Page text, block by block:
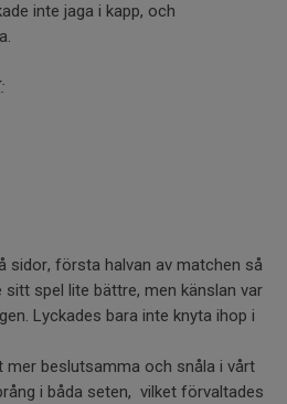
inte jaga i kapp, och
sidor, första halvan av matchen så
spel lite bättre, men känslan var
Lyckades bara inte knyta ihop i
mer beslutsamma och snåla i vårt
i båda seten, vilket förvaltades